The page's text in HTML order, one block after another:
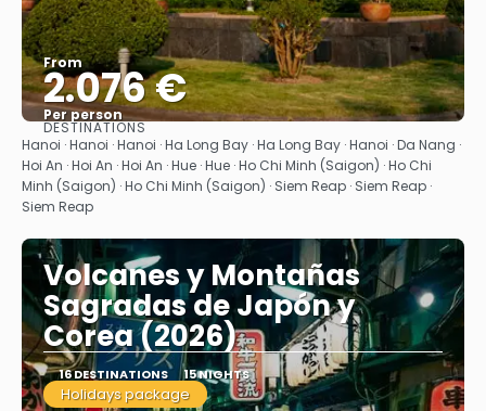
From
2.076 €
Per person
See
DESTINATIONS
Hanoi · Hanoi · Hanoi · Ha Long Bay · Ha Long Bay · Hanoi · Da Nang ·
Hoi An · Hoi An · Hoi An · Hue · Hue · Ho Chi Minh (Saigon) · Ho Chi
Minh (Saigon) · Ho Chi Minh (Saigon) · Siem Reap · Siem Reap ·
Siem Reap
Volcanes y Montañas
Sagradas de Japón y
Corea (2026)
16 DESTINATIONS 15 NIGHTS
Holidays package